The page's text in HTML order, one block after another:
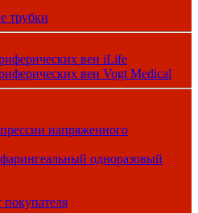
трубки
вен iLife
вен Vogt Medical
напряженного
одноразовый